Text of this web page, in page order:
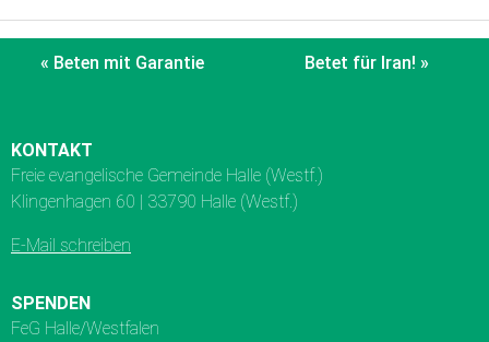
« Beten mit Garantie Betet für Iran! »
KONTAKT
Freie evangelische Gemeinde Halle (Westf.)
Klingenhagen 60 | 33790 Halle (Westf.)
E-Mail schreiben
SPENDEN
FeG Halle/Westfalen